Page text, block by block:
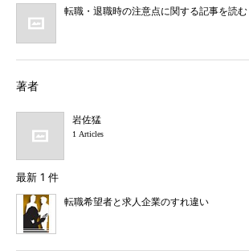
転職・退職時の注意点に関する記事を読む
著者
岩佐猛
1 Articles
最新 1 件
転職希望者と求人企業のすれ違い